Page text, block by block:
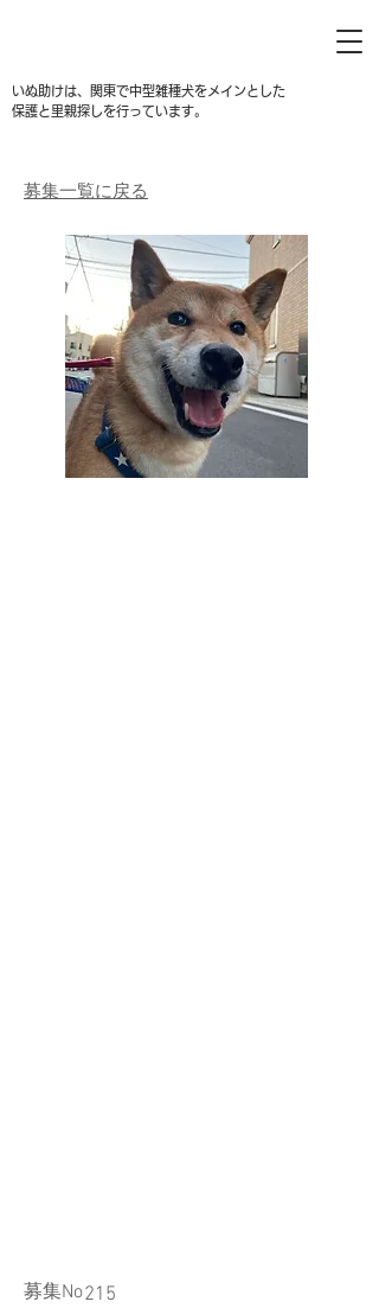
いぬ助けは、関東で中型雑種犬をメインとした
保護と里親探しを行っています。
募集一覧に戻る
​募集No215